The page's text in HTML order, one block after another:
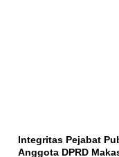
Integritas Pejabat
Anggota DPRD